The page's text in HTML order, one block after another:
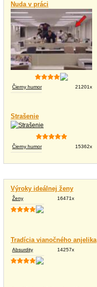
Nuda v práci
Čierny humor 21201x
Strašenie
Čierny humor 15362x
Výroky ideálnej ženy
Ženy 16471x
Tradícia vianočného anjelika
Absurdity 14257x